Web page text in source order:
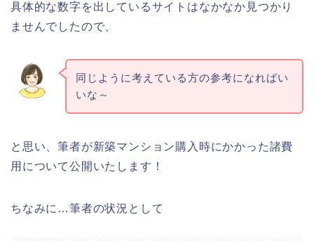
具体的な数字を出しているサイトはなかなか見つかり
ませんでしたので、
同じように考えている方の参考になればい
いな～
と思い、筆者が新築マンション購入時にかかった諸費
用について公開いたします！
ちなみに…筆者の状況として